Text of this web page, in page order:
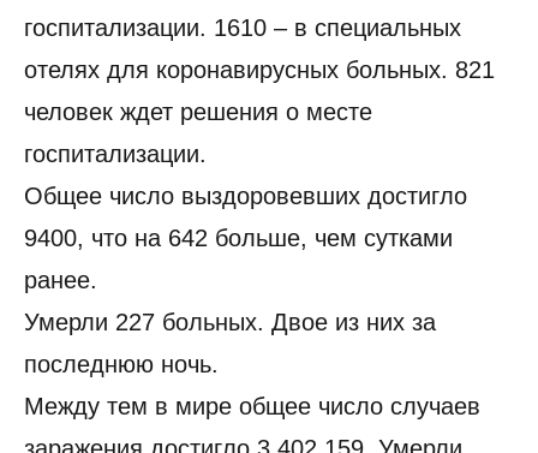
госпитализации. 1610 – в специальных
отелях для коронавирусных больных. 821
человек ждет решения о месте
госпитализации.
Общее число выздоровевших достигло
9400, что на 642 больше, чем сутками
ранее.
Умерли 227 больных. Двое из них за
последнюю ночь.
Между тем в мире общее число случаев